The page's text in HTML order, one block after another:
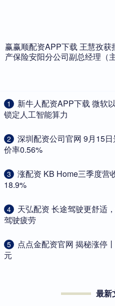
赢赢顺配资APP下载 王慧孜获
产保险安阳分公司副总经理（
1
新牛人配资APP下载 微软
锁定人工智能算力
2
深圳配资公司官网 9月15
价率0.56%
3
涨配资 KB Home三季度营
18.9%
4
天弘配资 长途驾驶更舒适
驾驶疲劳
5
点点金配资官网 揭秘涨停
元
最新